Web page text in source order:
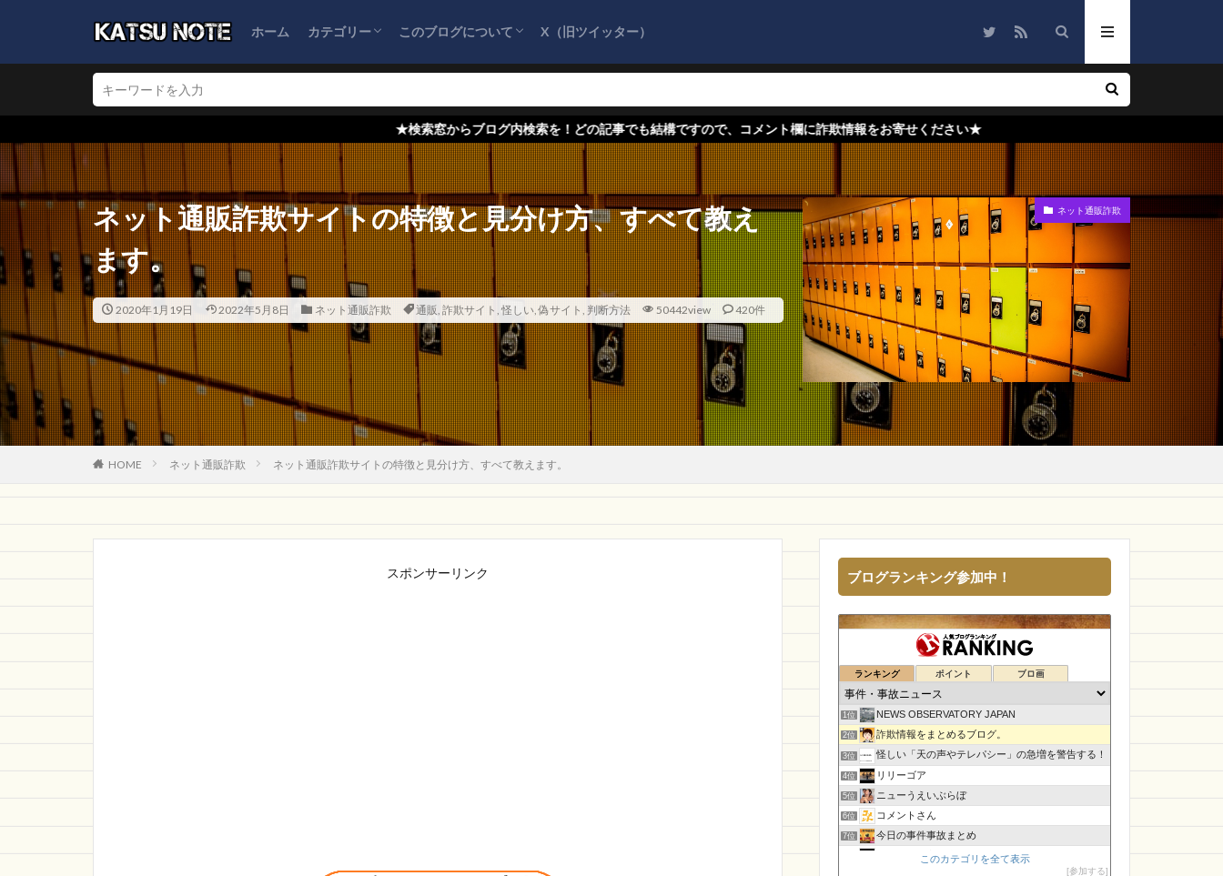
ホーム カテゴリー
ブログ運営
ネット通販詐欺
怪しい会社情報
このブログについて
サイトマップ
プライバシーポリシー
お問い合わせ
『詐欺情報をまとめるブログ』を応援してく
ださい！
X（旧ツイッター）
★検索窓からブログ内検索を！どの記事でも結構ですので、コメント欄に詐欺情報をお寄せください★
ネット通販詐欺サイトの特徴と見分け方、すべて教え
ます。
2020年1月19日 2022年5月8日 ネット通販詐欺 通販, 詐欺サイト , 怪しい,偽サイト , 判断方法 50442view 420件
ネット通販詐欺
HOME ネット通販詐欺 ネット通販詐欺サイトの特徴と見分け方、すべて教えます。
スポンサーリンク ブログランキング参加中！
ランキング ポイント ブロ画
1位 NEWS OBSERVATORY JAPAN
2位 詐欺情報をまとめるブログ。
3位 怪しい「天の声やテレパシー」の急増を警告する！
4位 リリーゴア
5位 ニューうえいぶらぼ
6位 コメントさん
7位 今日の事件事故まとめ
CamTalk〜生活情報サイト
このカテゴリを全て表示
参加する